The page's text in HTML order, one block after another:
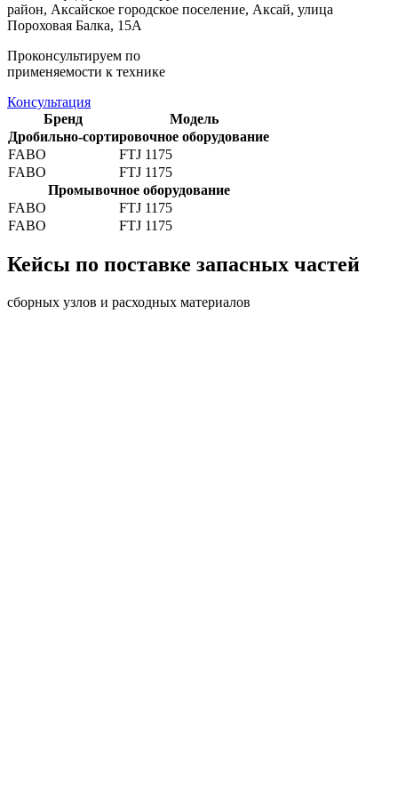
район, Аксайское городское поселение, Аксай, улица
Пороховая Балка, 15А
Проконсультируем по
применяемости к технике
Консультация
Бренд
Модель
Дробильно-сортировочное оборудование
FABO
FTJ 1175
FABO
FTJ 1175
Промывочное оборудование
FABO
FTJ 1175
FABO
FTJ 1175
Кейсы по поставке запасных частей
сборных узлов и расходных материалов